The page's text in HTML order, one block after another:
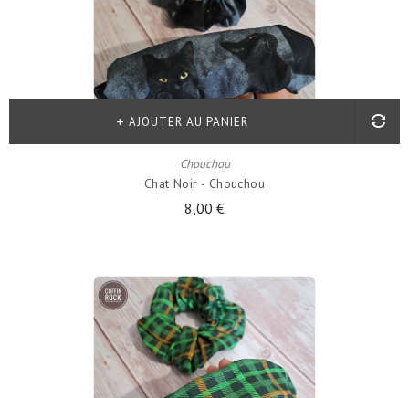
Chouchou
Chat Noir - Chouchou
8,00 €
AJOUTER AU PANIER